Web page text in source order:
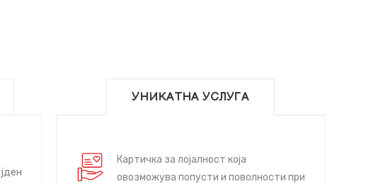
УНИКАТНА УСЛУГА
Картичка за лојалност која
овозможува попусти и поволности при